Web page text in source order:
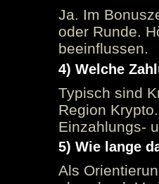
Ja. Im
oder Runde.
beeinflussen.
4) Welche
Typisch sind
Region
Einzahlungs-
5) Wie lange
Als